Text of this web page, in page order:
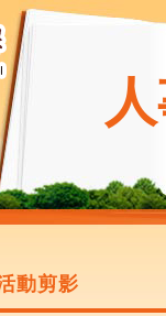
動剪影